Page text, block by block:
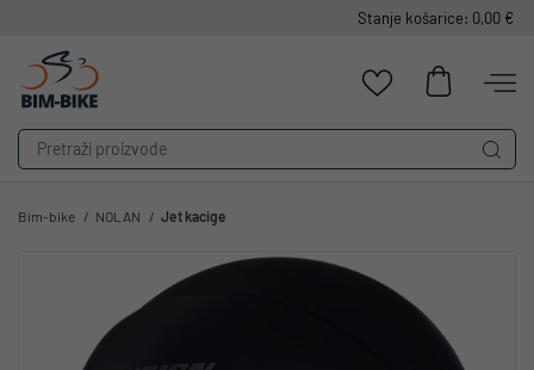
Stanje košarice: 0,00 €
Bim-bike NOLAN Jet kacige